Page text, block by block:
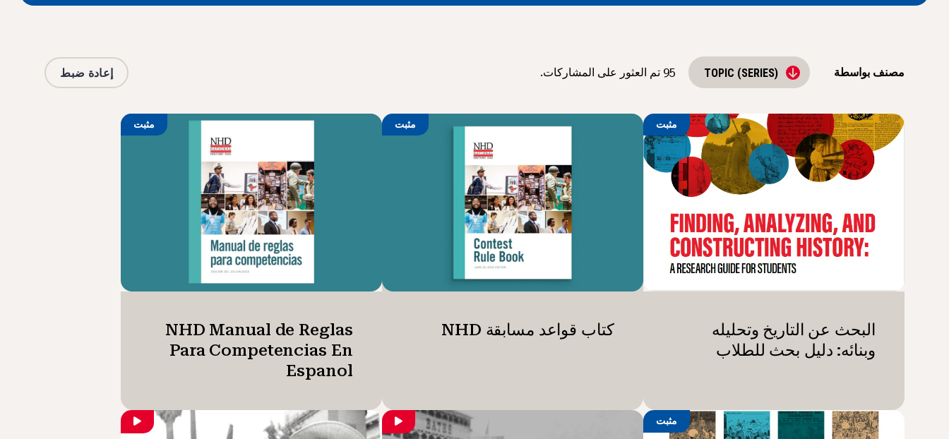
مصنف بواسطة TOPIC (SERIES)
95 تم العثور على المشاركات. إعادة ضبط
مثبت
البحث عن التاريخ وتحليله
وبنائه: دليل بحث للطلاب
مثبت
كتاب قواعد مسابقة NHD
مثبت
NHD Manual de Reglas
Para Competencias En
Espanol
مثبت